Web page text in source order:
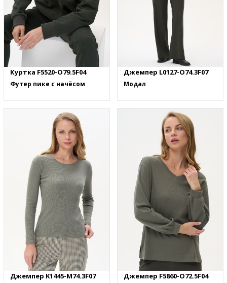
Куртка F5520-O79.5F04
Футер пике с начёсом
Джемпер L0127-O74.3F07
Модал
Джемпер K1445-M74.3F07 Джемпер F5860-O72.5F04